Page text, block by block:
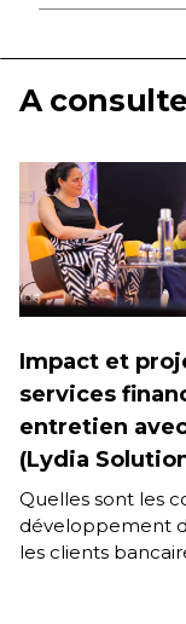
A
Impact et
services
entretien
(Lydia
Quelles sont les
développement
les clients